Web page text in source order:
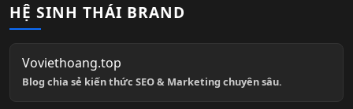
HỆ SINH THÁI BRAND
Voviethoang.top
Blog chia sẻ kiến thức SEO & Marketing chuyên sâu.